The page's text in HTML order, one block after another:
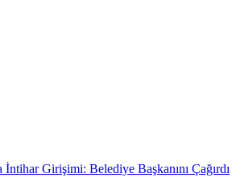
İntihar Girişimi: Belediye Başkanını Çağırdı